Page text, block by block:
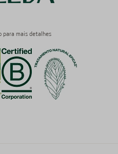
para mais detalhes